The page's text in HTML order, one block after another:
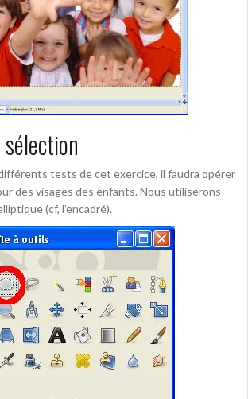
tests de cet exercice, il faudra opérer
des visages des enfants. Nous utiliserons
(cf, l’encadré).